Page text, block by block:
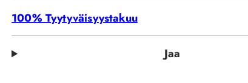
100% Tyytyväisyystakuu
Jaa